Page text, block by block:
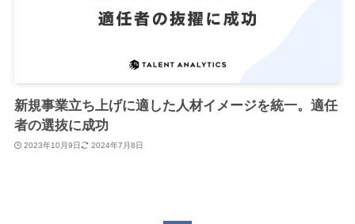
新規事業立ち上げに適した人材イメージを統一。適任
者の選抜に成功
2023年10月9日 2024年7月8日